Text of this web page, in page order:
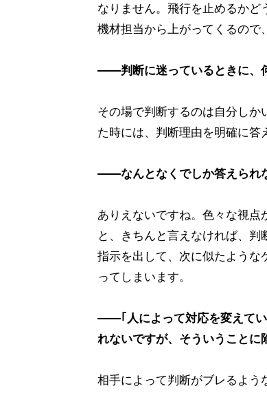
なりません。飛行を止めるか
機材担当から上がってくるので
――判断に迷っているときに、
その場で判断するのは自分し
た時には、判断理由を明確に答
――なんとなくでしか答えられ
ありえないですね。色々な視点
と、きちんと言えなければ、
指示を出して、次に似たような
ってしまいます。
――｢人によって対応を変えてい
れないですが、そういうことに
相手によって判断がブレるよう